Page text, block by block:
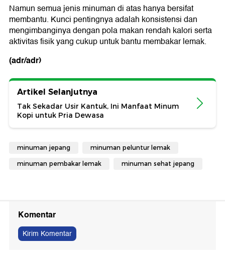
Namun semua jenis minuman di atas hanya bersifat
membantu. Kunci pentingnya adalah konsistensi dan
mengimbanginya dengan pola makan rendah kalori serta
aktivitas fisik yang cukup untuk bantu membakar lemak.
(adr/adr)
Artikel Selanjutnya
Tak Sekadar Usir Kantuk, Ini Manfaat Minum
Kopi untuk Pria Dewasa
minuman jepang minuman peluntur lemak
minuman pembakar lemak minuman sehat jepang
Komentar
Kirim Komentar